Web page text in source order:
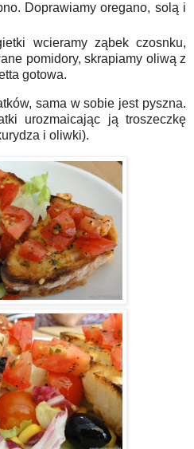
Doprawiamy oregano, solą i
wcieramy ząbek czosnku,
pomidory, skrapiamy oliwą z
gotowa.
sama w sobie jest pyszna.
urozmaicając ją troszeczkę
i oliwki).